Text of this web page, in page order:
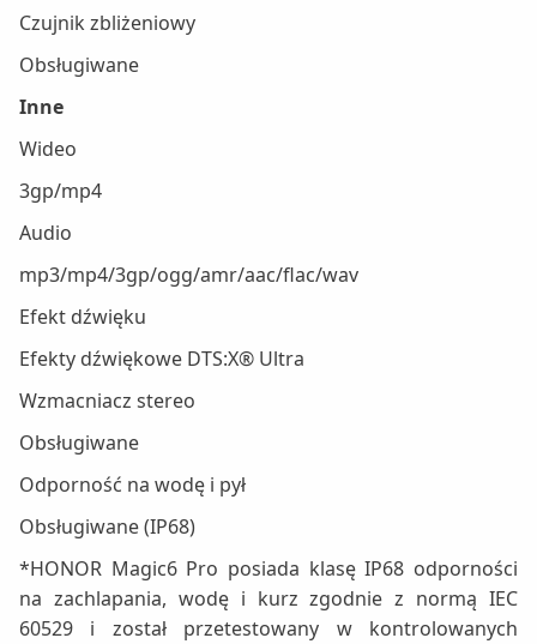
Czujnik zbliżeniowy
Obsługiwane
Inne
Wideo
3gp/mp4
Audio
mp3/mp4/3gp/ogg/amr/aac/flac/wav
Efekt dźwięku
Efekty dźwiękowe DTS:X® Ultra
Wzmacniacz stereo
Obsługiwane
Odporność na wodę i pył
Obsługiwane (IP68)
*HONOR Magic6 Pro posiada klasę IP68 odporności
na zachlapania, wodę i kurz zgodnie z normą IEC
60529 i został przetestowany w kontrolowanych